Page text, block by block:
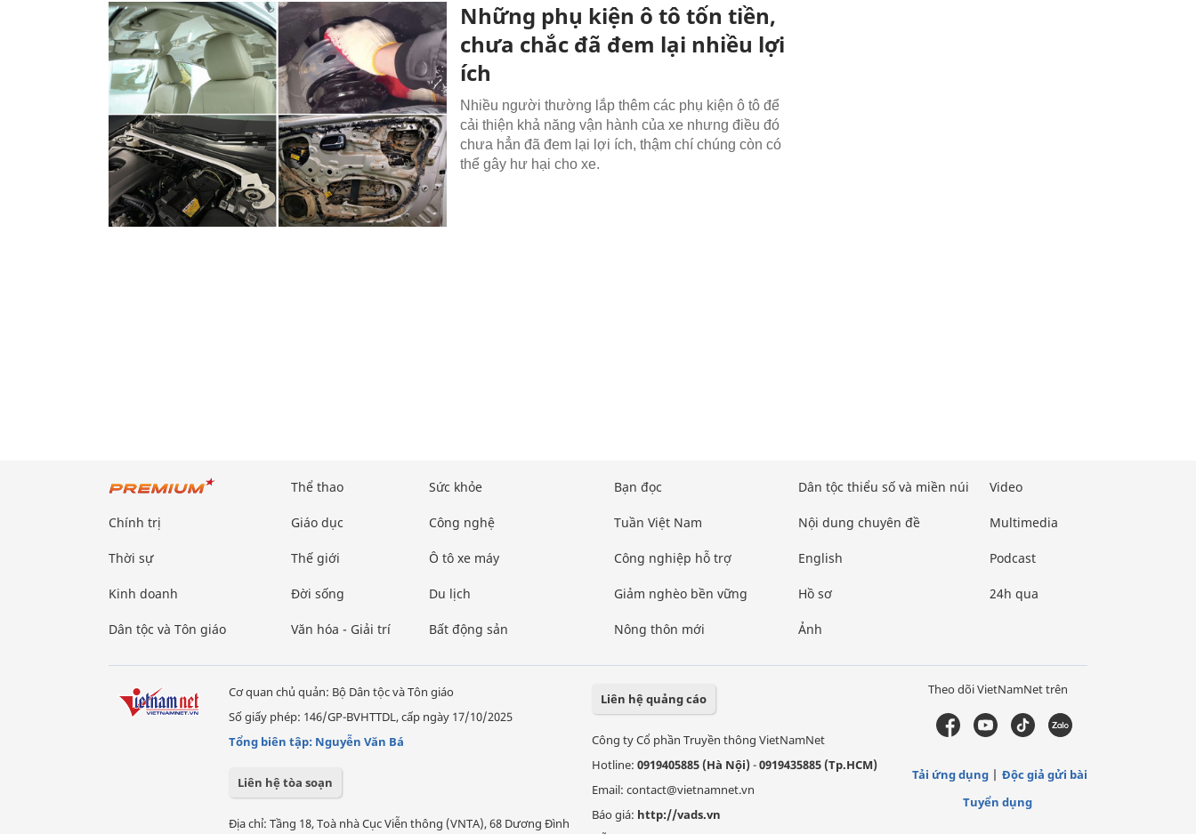
Những phụ kiện ô tô tốn tiền,
chưa chắc đã đem lại nhiều lợi
ích
Nhiều người thường lắp thêm các phụ kiện ô tô để
cải thiện khả năng vận hành của xe nhưng điều đó
chưa hẳn đã đem lại lợi ích, thậm chí chúng còn có
thể gây hư hại cho xe.
Chính trị
Thời sự
Kinh doanh
Dân tộc và Tôn giáo
Thể thao
Giáo dục
Thế giới
Đời sống
Văn hóa - Giải trí
Sức khỏe
Công nghệ
Ô tô xe máy
Du lịch
Bất động sản
Bạn đọc
Tuần Việt Nam
Công nghiệp hỗ trợ
Giảm nghèo bền vững
Nông thôn mới
Dân tộc thiểu số và miền núi
Nội dung chuyên đề
English
Hồ sơ
Ảnh
Video
Multimedia
Podcast
24h qua
Cơ quan chủ quản: Bộ Dân tộc và Tôn giáo
Số giấy phép: 146/GP-BVHTTDL, cấp ngày 17/10/2025
Tổng biên tập: Nguyễn Văn Bá
Liên hệ tòa soạn
Địa chỉ: Tầng 18, Toà nhà Cục Viễn thông (VNTA), 68 Dương Đình
Liên hệ quảng cáo
Công ty Cổ phần Truyền thông VietNamNet
Hotline: 0919405885 (Hà Nội)-0919435885 (Tp.HCM)
Email: contact@vietnamnet.vn
Báo giá: http://vads.vn
Theo dõi VietNamNet trên
Tải ứng dụng
Độc giả gửi bài
Tuyển dụng